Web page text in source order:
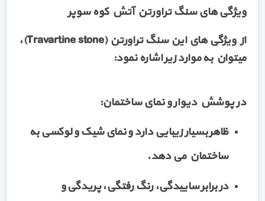
ویژگی های سنگ تراورتن آتش کوه سوپر
از ویژگی های این سنگ تراورتن (Travartine stone)،
میتوان به موارد زیر اشاره نمود:
در پوشش دیوار و نمای ساختمان:
ظاهر بسیار زیبایی دارد و نمای شیک و لوکسی به
ساختمان می دهد.
در برابر ساییدگی، رنگ رفتگی، پریدگی و